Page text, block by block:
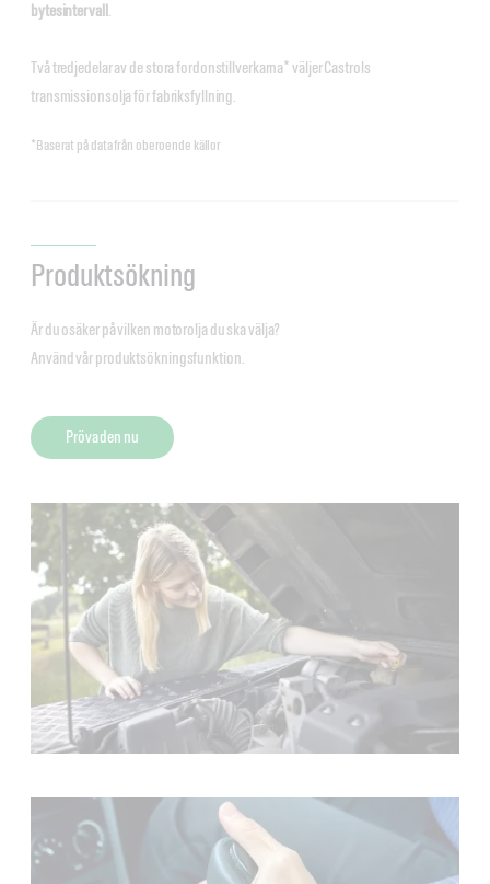
bytesintervall
Två tredjedelar av de stora fordonstillverkarna* väljer Castrols
transmissionsolja för fabriksfyllning.
*Baserat på data från oberoende källor
Produktsökning
Är du osäker på vilken motorolja du ska välja?
Använd vår produktsökningsfunktion.
Pröva den nu